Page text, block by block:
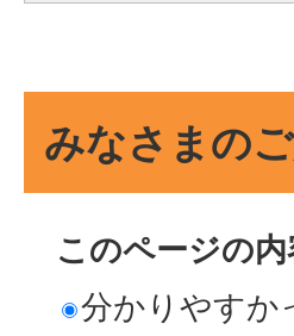
みなさまの
このページの
分かりやすか